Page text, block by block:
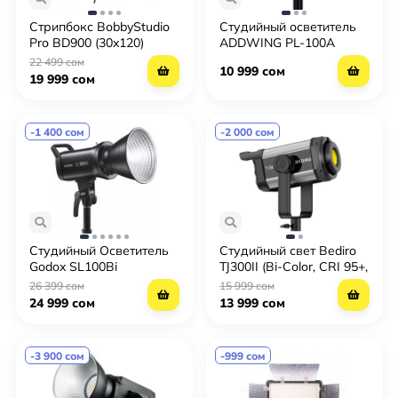
Стрипбокс BobbyStudio
Pro BD900 (30x120)
22 499 сом
19 999 сом
Студийный осветитель
ADDWING PL-100A
10 999 сом
-1 400 сом
Студийный Осветитель
Godox SL100Bi
26 399 сом
24 999 сом
-2 000 сом
Студийный свет Bediro
TJ300II (Bi-Color, CRI 95+,
диммирование, стоечное
крепление)
15 999 сом
13 999 сом
-3 900 сом -999 сом